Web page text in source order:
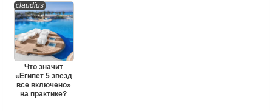
claudius
Что значит
«Египет 5 звезд
все включено»
на практике?